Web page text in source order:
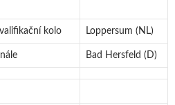
kolo Loppersum (NL)
Bad Hersfeld (D)